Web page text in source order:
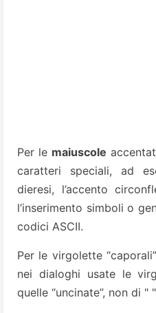
Per le maiuscole
caratteri speciali, ad
dieresi, l’accento
l’inserimento simboli o
codici ASCII.
Per le virgolette
nei dialoghi usate le
quelle “uncinate”, non di "